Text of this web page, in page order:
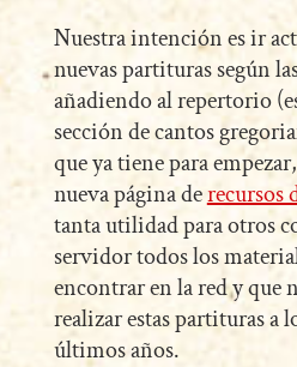
Nuestra intención es ir
nuevas partituras según
añadiendo al repertorio
sección de cantos
que ya tiene para
nueva página derecursos
tanta utilidad para otros
servidor todos los
encontrar en la red y que
realizar estas partituras a
últimos años.